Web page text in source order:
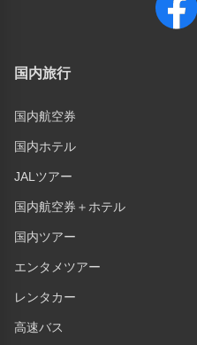
国内旅行
国内航空券
国内ホテル
JALツアー
国内航空券＋ホテル
国内ツアー
エンタメツアー
レンタカー
高速バス